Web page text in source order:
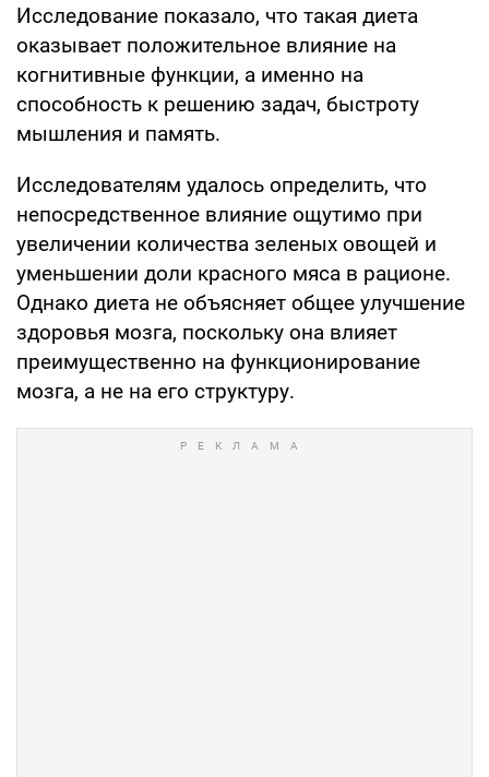
Исследование показало, что такая диета
оказывает положительное влияние на
когнитивные функции, а именно на
способность к решению задач, быстроту
мышления и память.
Исследователям удалось определить, что
непосредственное влияние ощутимо при
увеличении количества зеленых овощей и
уменьшении доли красного мяса в рационе.
Однако диета не объясняет общее улучшение
здоровья мозга, поскольку она влияет
преимущественно на функционирование
мозга, а не на его структуру.